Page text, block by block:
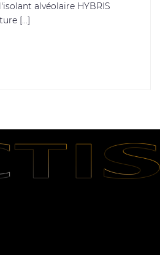
alvéolaire HYBRIS
[...]